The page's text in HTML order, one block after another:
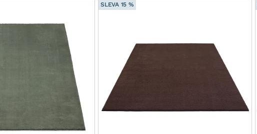
SLEVA 15 %